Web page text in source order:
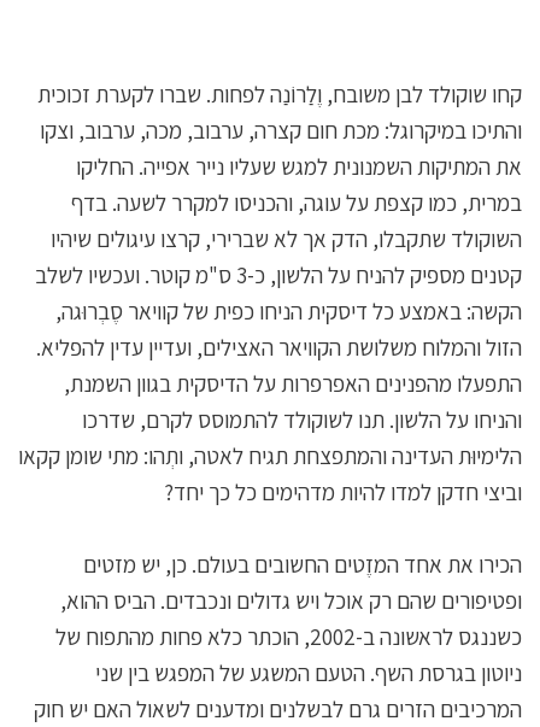
קחו שוקולד לבן משובח, וֶלַרוֹנַה לפחות. שברו לקערת זכוכית
והתיכו במיקרוגל: מכת חום קצרה, ערבוב, מכה, ערבוב, וצקו
את המתיקות השמנונית למגש שעליו נייר אפייה. החליקו
במרית, כמו קצפת על עוגה, והכניסו למקרר לשעה. בדף
השוקולד שתקבלו, הדק אך לא שברירי, קרצו עיגולים שיהיו
קטנים מספיק להניח על הלשון, כ-3 ס"מ קוטר. ועכשיו לשלב
הקשה: באמצע כל דיסקית הניחו כפית של קוויאר סֶבְרוּגה,
הזול והמלוח משלושת הקוויאר האצילים, ועדיין עדין להפליא.
התפעלו מהפנינים האפרפרות על הדיסקית בגוון השמנת,
והניחו על הלשון. תנו לשוקולד להתמוסס לקרם, שדרכו
הלימיוּת העדינה והמתפצחת תגיח לאטה, ותְהו: מתי שומן קקאו
וביצי חדקן למדו להיות מדהימים כל כך יחד?
הכירו את אחד המזֶטים החשובים בעולם. כן, יש מזטים
ופטיפורים שהם רק אוכל ויש גדולים ונכבדים. הביס ההוא,
כשננגס לראשונה ב-2002, הוכתר כלא פחות מהתפוח של
ניוטון בגרסת השף. הטעם המשגע של המפגש בין שני
המרכיבים הזרים גרם לבשלנים ומדענים לשאול האם יש חוק